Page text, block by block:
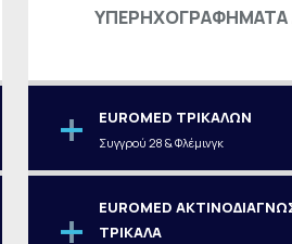
ΥΠΕΡΗΧΟΓΡΑΦΗΜΑΤΑ /
EUROMED ΤΡΙΚΑΛΩΝ
Συγγρού 28 & Φλέμινγκ
EUROMED
ΤΡΙΚΑΛΑ